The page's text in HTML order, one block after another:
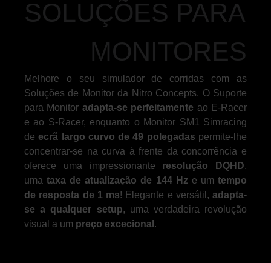
SOLUÇÕES PARA
MONITORES
Melhore o seu simulador de corridas com as
Soluções de Monitor da Nitro Concepts. O Suporte
para Monitor adapta-se perfeitamente ao E-Racer
e ao S-Racer, enquanto o Monitor SM1 Simracing
de ecrã largo curvo de 49 polegadas permite-lhe
concentrar-se na curva à frente da concorrência e
oferece uma impressionante resolução DQHD,
umataxa de atualização de 144 Hz e umtempo
de resposta de 1 ms! Elegante e versátil, adapta-
se a qualquer setup, uma verdadeira revolução
visual a um preço excecional .